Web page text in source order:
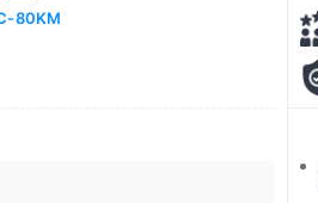
80KM